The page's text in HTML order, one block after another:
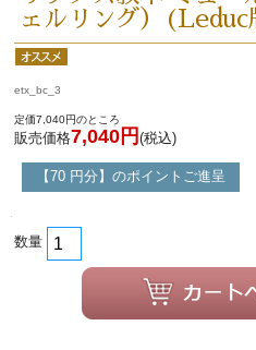
ェルリング）(Leduc
etx_bc_3
定価7,040円のところ
販売価格7,040円 (税込)
【70 円分】のポイントご進呈
数量